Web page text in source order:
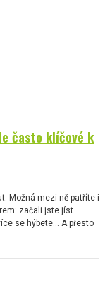
často klíčové k
Možná mezi ně patříte i
začali jste jíst
se hýbete… A přesto